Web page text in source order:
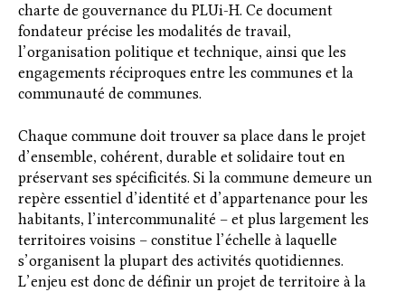
charte de gouvernance du PLUi-H. Ce document
fondateur précise les modalités de travail,
l’organisation politique et technique, ainsi que les
engagements réciproques entre les communes et la
communauté de communes.
Chaque commune doit trouver sa place dans le projet
d’ensemble, cohérent, durable et solidaire tout en
préservant ses spécificités. Si la commune demeure un
repère essentiel d’identité et d’appartenance pour les
habitants, l’intercommunalité – et plus largement les
territoires voisins – constitue l’échelle à laquelle
s’organisent la plupart des activités quotidiennes.
L’enjeu est donc de définir un projet de territoire à la